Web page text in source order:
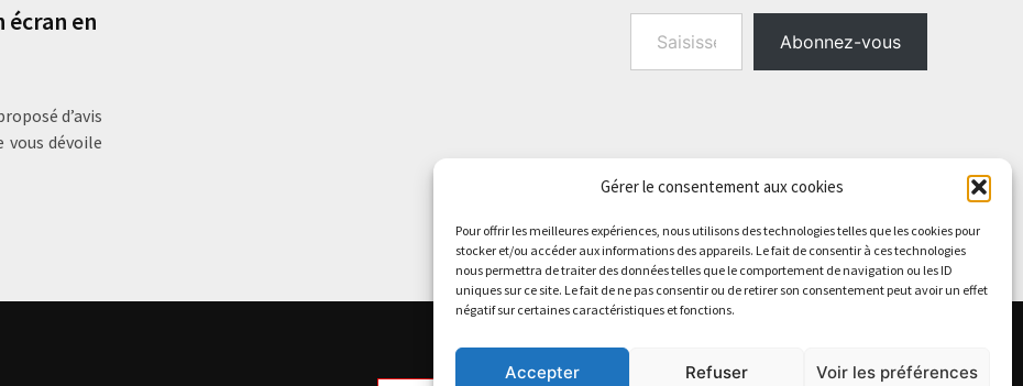
Gérer le consentement aux cookies
Pour offrir les meilleures expériences, nous utilisons des technologies telles que les cookies pour
stocker et/ou accéder aux informations des appareils. Le fait de consentir à ces technologies
nous permettra de traiter des données telles que le comportement de navigation ou les ID
uniques sur ce site. Le fait de ne pas consentir ou de retirer son consentement peut avoir un effet
négatif sur certaines caractéristiques et fonctions.
Accepter Refuser Voir les préférences
écran en
d’avis
vous dévoile
Saisissez votre adresse e-mail…
Abonnez-vous